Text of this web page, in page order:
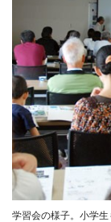
学習会の様子。小学生